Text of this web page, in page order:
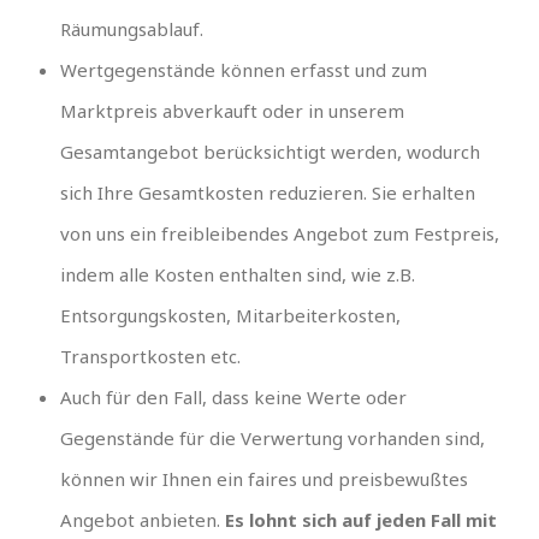
Räumungsablauf.
Wertgegenstände können erfasst und zum
Marktpreis abverkauft oder in unserem
Gesamtangebot berücksichtigt werden, wodurch
sich Ihre Gesamtkosten reduzieren. Sie erhalten
von uns ein freibleibendes Angebot zum Festpreis,
indem alle Kosten enthalten sind, wie z.B.
Entsorgungskosten, Mitarbeiterkosten,
Transportkosten etc.
Auch für den Fall, dass keine Werte oder
Gegenstände für die Verwertung vorhanden sind,
können wir Ihnen ein faires und preisbewußtes
Angebot anbieten. Es lohnt sich auf jeden Fall mit